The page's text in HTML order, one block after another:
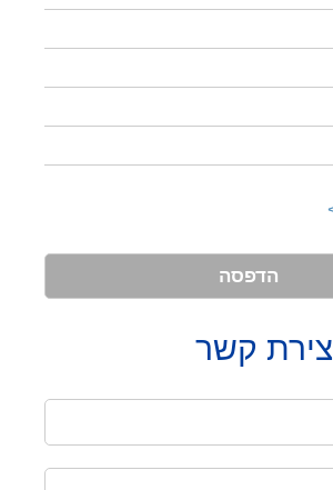
הדפסה
קשר